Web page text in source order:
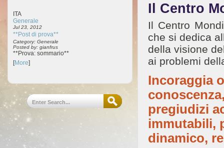
ITA
Generale
Jul 23, 2012
**Post di prova**
Category: Generale
Posted by: gianfrus
**Prova: sommario**
[More]
Il Centro
Il Centro
che si dedica
della visione
ai problemi
Incoraggia
pregiudizi
immutabili,
dinamico,